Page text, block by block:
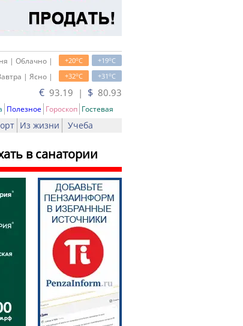
+19oC
+20oC
| Облачно |
+31oC
+32oC
| Ясно |
€ 93.19 | $ 80.93
Полезное Гороскоп Гостевая
Из жизни Учеба
в санатории